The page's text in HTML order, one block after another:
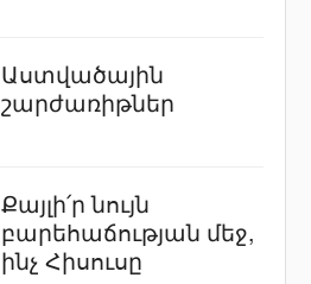
Աստվածային
շարժառիթներ
Քայլի՛ր նույն
բարեհաճության մեջ,
ինչ Հիսուսը